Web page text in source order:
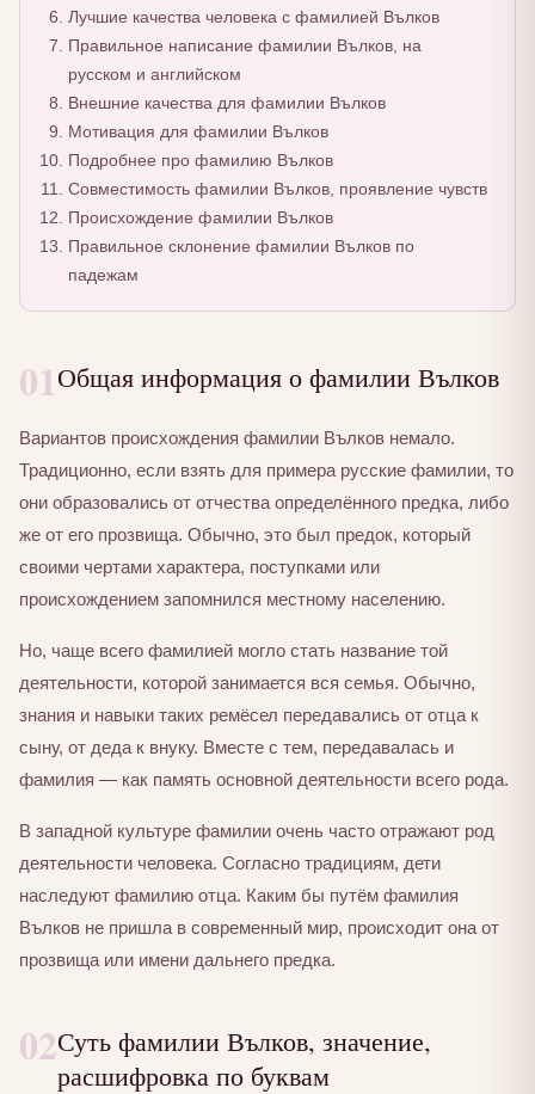
Лучшие качества человека с фамилией Вълков
Правильное написание фамилии Вълков, на
русском и английском
Внешние качества для фамилии Вълков
Мотивация для фамилии Вълков
Подробнее про фамилию Вълков
Совместимость фамилии Вълков, проявление чувств
Происхождение фамилии Вълков
Правильное склонение фамилии Вълков по
падежам
01Общая информация о фамилии Вълков
Вариантов происхождения фамилии Вълков немало.
Традиционно, если взять для примера русские фамилии, то
они образовались от отчества определённого предка, либо
же от его прозвища. Обычно, это был предок, который
своими чертами характера, поступками или
происхождением запомнился местному населению.
Но, чаще всего фамилией могло стать название той
деятельности, которой занимается вся семья. Обычно,
знания и навыки таких ремёсел передавались от отца к
сыну, от деда к внуку. Вместе с тем, передавалась и
фамилия — как память основной деятельности всего рода.
В западной культуре фамилии очень часто отражают род
деятельности человека. Согласно традициям, дети
наследуют фамилию отца. Каким бы путём фамилия
Вълков не пришла в современный мир, происходит она от
прозвища или имени дальнего предка.
02Суть фамилии Вълков, значение,
расшифровка по буквам